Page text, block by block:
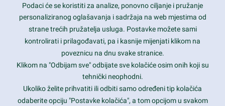
Contact Info
1600 Amphitheatre Parkway, Mountain View, CA 94043
prothemes.net@gmail.com
Daily: 9:00 am - 6:00 pm
Sunday: Closed
Podaci će se koristiti za analize, ponovno ciljanje i pružanje
personaliziranog oglašavanja i sadržaja na web mjestima od
strane trećih pružatelja usluga. Postavke možete sami
kontrolirati i prilagođavati, pa i kasnije mijenjati klikom na
poveznicu na dnu svake stranice.
Klikom na "Odbijam sve" odbijate sve kolačiće osim onih koji su
tehnički neophodni.
Ukoliko želite prihvatiti ili odbiti samo određeni tip kolačića
odaberite opciju "Postavke kolačića", a tom opcijom u svakom